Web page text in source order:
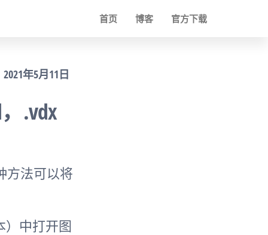
首页 博客 官方下载
2021年5月11日
.vdx
方法可以将
）中打开图